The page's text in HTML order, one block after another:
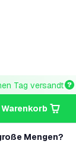
Tag versandt
Warenkorb
Mengen?